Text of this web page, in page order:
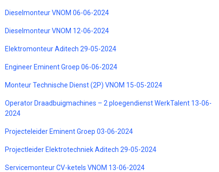
Dieselmonteur VNOM 06-06-2024
Dieselmonteur VNOM 12-06-2024
Elektromonteur Aditech 29-05-2024
Engineer Eminent Groep 06-06-2024
Monteur Technische Dienst (2P) VNOM 15-05-2024
Operator Draadbuigmachines – 2 ploegendienst WerkTalent 13-06-
2024
Projecteleider Eminent Groep 03-06-2024
Projectleider Elektrotechniek Aditech 29-05-2024
Servicemonteur CV-ketels VNOM 13-06-2024